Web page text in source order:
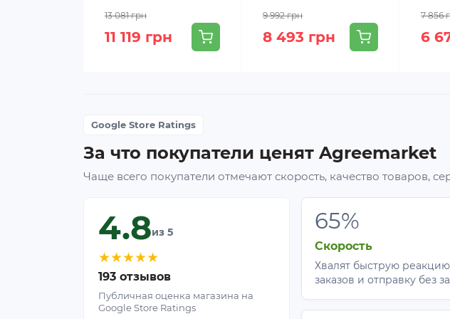
Уход и хранение
Очистка:
после сбора урожая аккуратно снимите,
Сушка:тщательно просушите материал в тени
Хранение:
сверните полотно в рулон (не складывайте) и
Ответы на часто задаваемые вопросы
13 081 грн
11 119 грн
9 992 грн
8 493 грн
7 856
6
Google Store Ratings
За что покупатели ценят Agreemarket
Чаще всего покупатели отмечают скорость, качество товаров,
4.8из 5
★★★★★
193 отзывов
Публичная оценка магазина на
Google Store Ratings
65%
Скорость
Хвалят быструю
заказов и отправку без